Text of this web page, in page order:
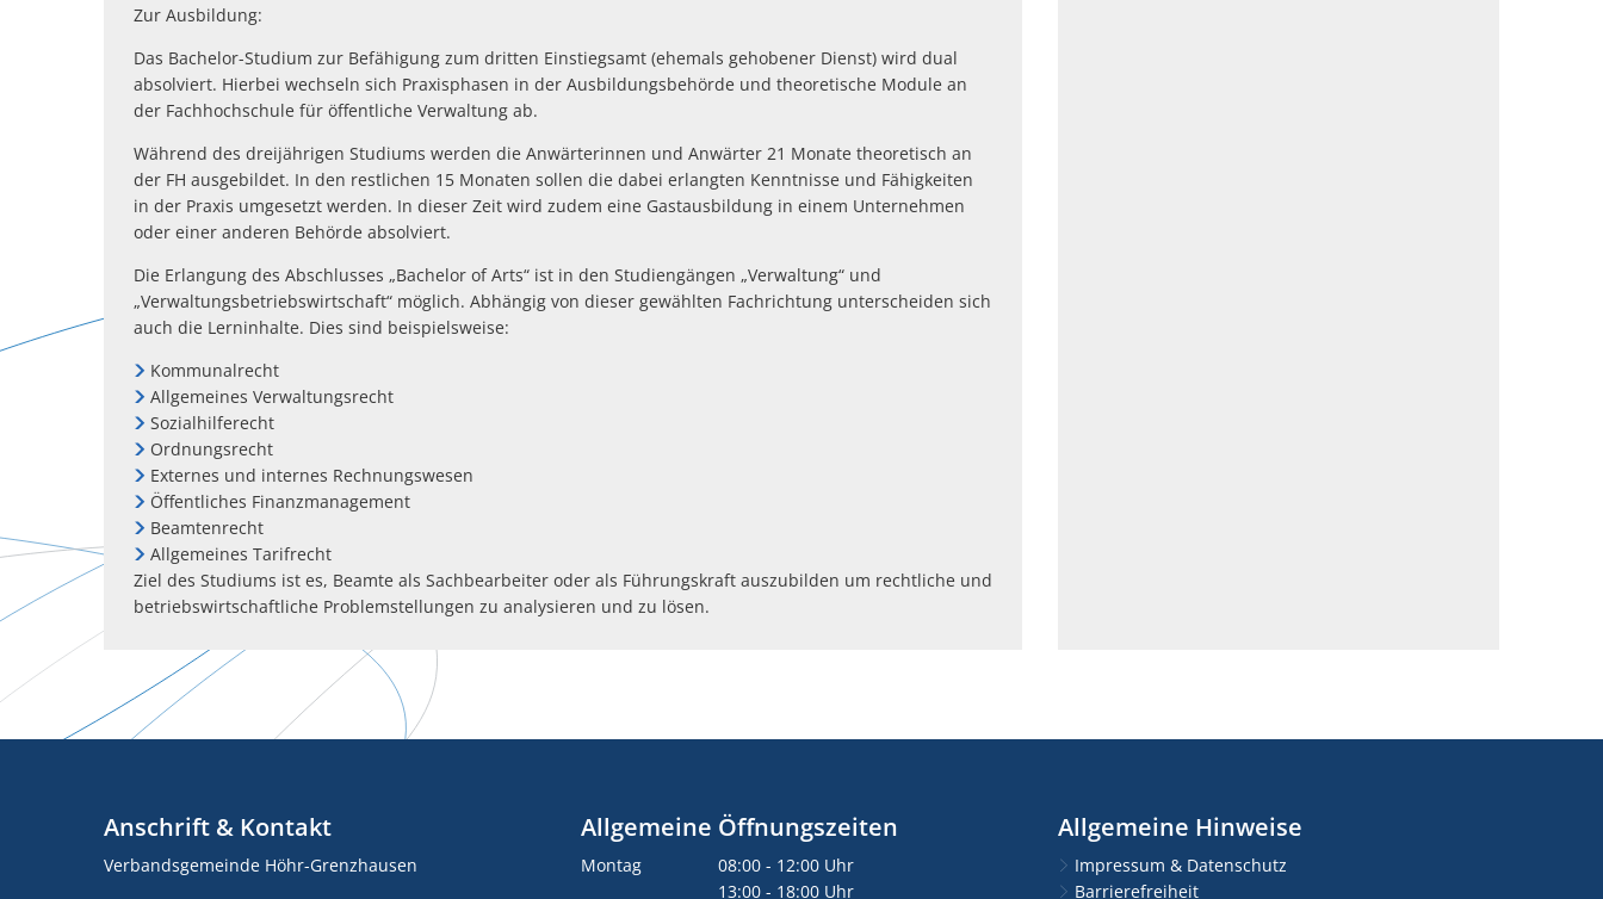
Zur Ausbildung:
Das Bachelor-Studium zur Befähigung zum dritten Einstiegsamt (ehemals gehobener Dienst) wird dual
absolviert. Hierbei wechseln sich Praxisphasen in der Ausbildungsbehörde und theoretische Module an
der Fachhochschule für öffentliche Verwaltung ab.
Während des dreijährigen Studiums werden die Anwärterinnen und Anwärter 21 Monate theoretisch an
der FH ausgebildet. In den restlichen 15 Monaten sollen die dabei erlangten Kenntnisse und Fähigkeiten
in der Praxis umgesetzt werden. In dieser Zeit wird zudem eine Gastausbildung in einem Unternehmen
oder einer anderen Behörde absolviert.
Die Erlangung des Abschlusses „Bachelor of Arts“ ist in den Studiengängen „Verwaltung“ und
„Verwaltungsbetriebswirtschaft“ möglich. Abhängig von dieser gewählten Fachrichtung unterscheiden sich
auch die Lerninhalte. Dies sind beispielsweise:
Kommunalrecht
Allgemeines Verwaltungsrecht
Sozialhilferecht
Ordnungsrecht
Externes und internes Rechnungswesen
Öffentliches Finanzmanagement
Beamtenrecht
Allgemeines Tarifrecht
Ziel des Studiums ist es, Beamte als Sachbearbeiter oder als Führungskraft auszubilden um rechtliche und
betriebswirtschaftliche Problemstellungen zu analysieren und zu lösen.
Anschrift & Kontakt
Verbandsgemeinde Höhr-Grenzhausen
Allgemeine Öffnungszeiten
Montag 08:00 - 12:00 Uhr
Von 08:00 bis 12:00 Uhr
13:00 - 18:00 Uhr
Allgemeine Hinweise
Impressum & Datenschutz
Barrierefreiheit